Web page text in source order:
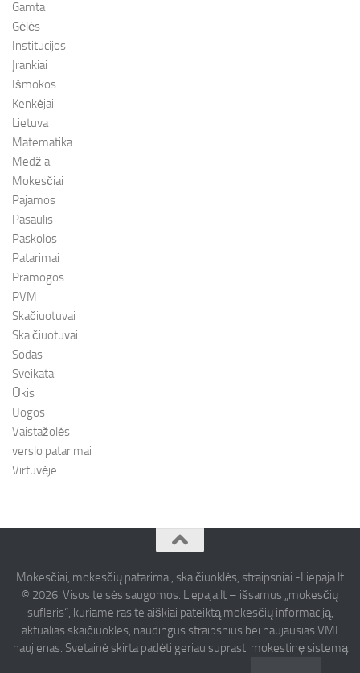
Gamta
Gėlės
Institucijos
Įrankiai
Išmokos
Kenkėjai
Lietuva
Matematika
Medžiai
Mokesčiai
Pajamos
Pasaulis
Paskolos
Patarimai
Pramogos
PVM
Skačiuotuvai
Skaičiuotuvai
Sodas
Sveikata
Ūkis
Uogos
Vaistažolės
verslo patarimai
Virtuvėje
Mokesčiai, mokesčių patarimai, skaičiuoklės, straipsniai -Liepaja.lt
© 2026. Visos teisės saugomos. Liepaja.lt – išsamus „mokesčių
sufleris“, kuriame rasite aiškiai pateiktą mokesčių informaciją,
aktualias skaičiuokles, naudingus straipsnius bei naujausias VMI
naujienas. Svetainė skirta padėti geriau suprasti mokestinę sistemą